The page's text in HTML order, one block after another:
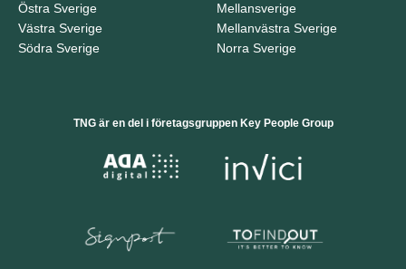
Östra Sverige
Västra Sverige
Södra Sverige
Mellansverige
Mellanvästra Sverige
Norra Sverige
TNG är en del i företagsgruppen Key People Group